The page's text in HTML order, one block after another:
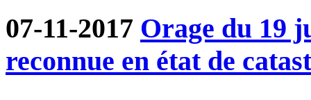
07-11-2017 Orage du 19
reconnue en état de